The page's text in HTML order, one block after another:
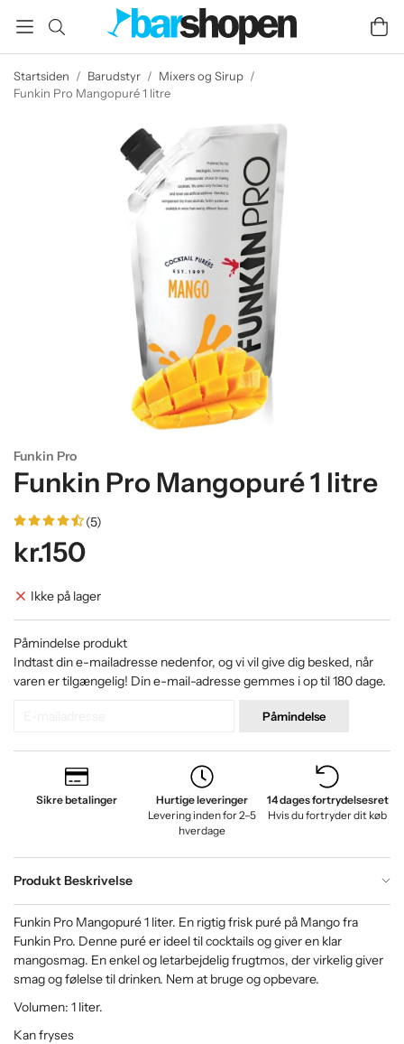
Startsiden / Barudstyr / Mixers og Sirup /
Funkin Pro Mangopuré 1 litre
Funkin Pro
Funkin Pro Mangopuré 1 litre
(5)
kr.150
Ikke på lager
Påmindelse produkt
Indtast din e-mailadresse nedenfor, og vi vil give dig besked, når
varen er tilgængelig! Din e-mail-adresse gemmes i op til 180 dage.
Påmindelse
Sikre betalinger
Hurtige leveringer
Levering inden for 2–5
hverdage
14 dages fortrydelsesret
Hvis du fortryder dit køb
Produkt Beskrivelse
Funkin Pro Mangopuré 1 liter. En rigtig frisk puré på Mango fra
Funkin Pro. Denne puré er ideel til cocktails og giver en klar
mangosmag. En enkel og letarbejdelig frugtmos, der virkelig giver
smag og følelse til drinken. Nem at bruge og opbevare.
Volumen: 1 liter.
Kan fryses